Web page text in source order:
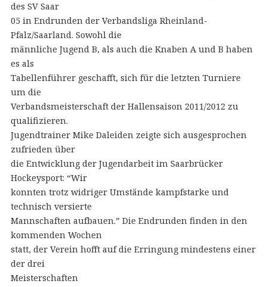
des SV Saar
05 in Endrunden der Verbandsliga Rheinland-
Pfalz/Saarland. Sowohl die
männliche Jugend B, als auch die Knaben A und B haben
es als
Tabellenführer geschafft, sich für die letzten Turniere
um die
Verbandsmeisterschaft der Hallensaison 2011/2012 zu
qualifizieren.
Jugendtrainer Mike Daleiden zeigte sich ausgesprochen
zufrieden über
die Entwicklung der Jugendarbeit im Saarbrücker
Hockeysport: “Wir
konnten trotz widriger Umstände kampfstarke und
technisch versierte
Mannschaften aufbauen.” Die Endrunden finden in den
kommenden Wochen
statt, der Verein hofft auf die Erringung mindestens einer
der drei
Meisterschaften